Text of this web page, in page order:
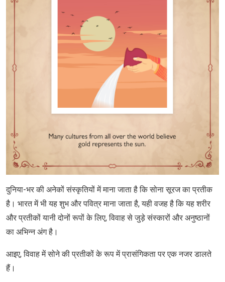
दुनिया-भर की अनेकों संस्कृतियों में माना जाता है कि सोना सूरज का प्रतीक
है। भारत में भी यह शुभ और पवित्र माना जाता है, यही वजह है कि यह शरीर
और प्रतीकों यानी दोनों रूपों के लिए, विवाह से जुड़े संस्कारों और अनुष्ठानों
का अभिन्न अंग है।
आइए, विवाह में सोने की प्रतीकों के रूप में प्रासंगिकता पर एक नजर डालते
हैं।